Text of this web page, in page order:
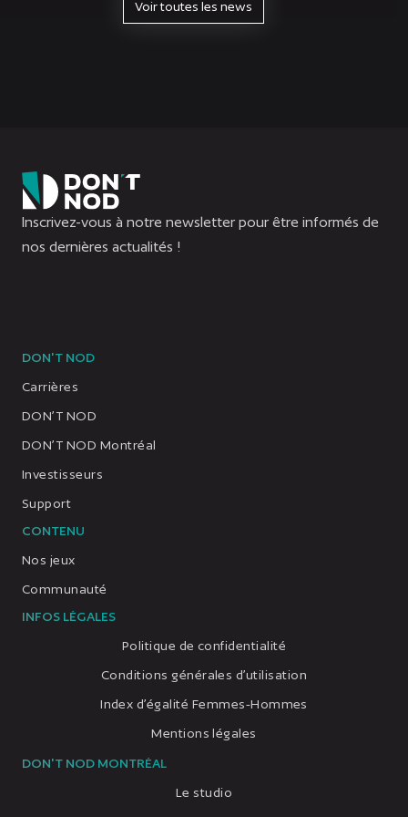
histoires authentiques dans lesquelles chacun.e peut se
Voir toutes les news
Inscrivez-vous à notre newsletter pour être informés de
nos dernières actualités !
DON'T NOD
Carrières
DON’T NOD
DON’T NOD Montréal
Investisseurs
Support
CONTENU
Nos jeux
Communauté
INFOS LÉGALES
Politique de confidentialité
Conditions générales d’utilisation
Index d’égalité Femmes-Hommes
Mentions légales
DON'T NOD MONTRÉAL
Le studio